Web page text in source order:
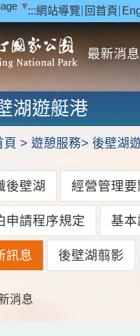
:::網站導覽 回首頁
▼
最新消息
頁 遊憩服務 後壁湖
湖遊艇港
後壁湖 經營管理要
申請程序規定 基
訊息 後壁湖翦影